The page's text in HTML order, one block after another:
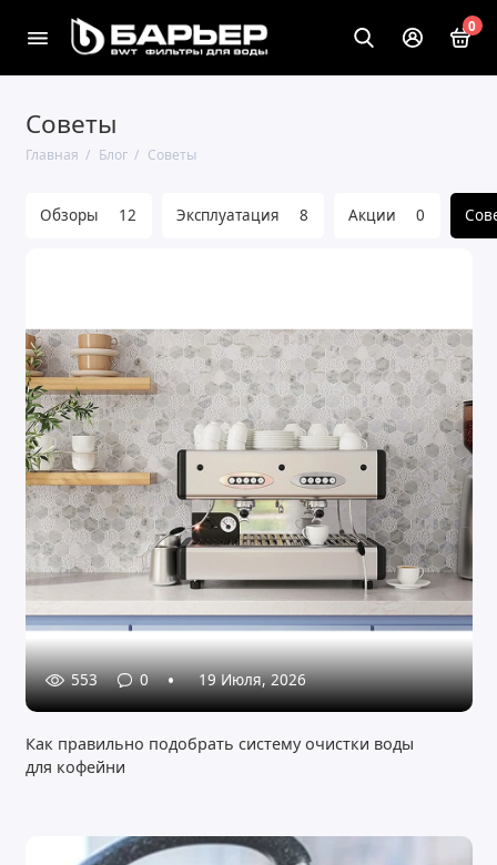
0
Советы
Главная Блог Советы
Обзоры 12 Эксплуатация 8 Акции 0
553 0 19 Июля, 2026
Как правильно подобрать систему очистки воды
для кофейни